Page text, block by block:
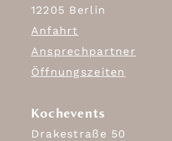
12205 Berlin
Anfahrt
Ansprechpartner
Öffnungszeiten
Kochevents
Drakestraße 50